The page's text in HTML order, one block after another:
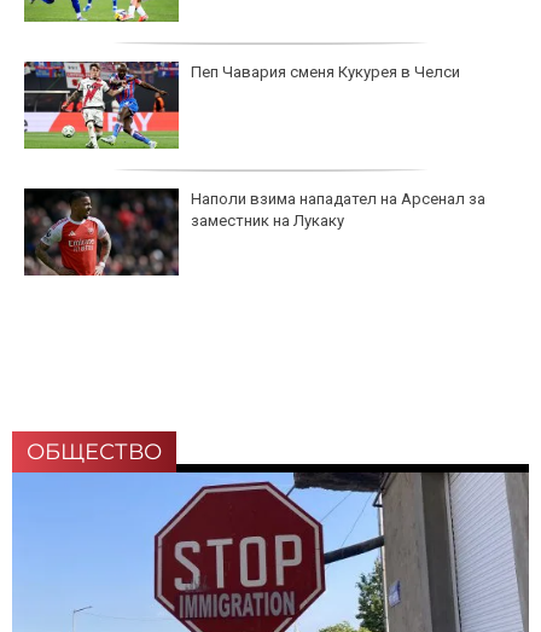
Пеп Чавария сменя Кукурея в Челси
Наполи взима нападател на Арсенал за
заместник на Лукаку
ОБЩЕСТВО